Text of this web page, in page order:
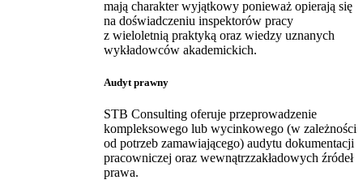
mają charakter wyjątkowy ponieważ opierają się
na doświadczeniu inspektorów pracy
z wieloletnią praktyką oraz wiedzy uznanych
wykładowców akademickich.
Audyt prawny
STB Consulting oferuje przeprowadzenie
kompleksowego lub wycinkowego (w zależności
od potrzeb zamawiającego) audytu dokumentacji
pracowniczej oraz wewnątrzzakładowych źródeł
prawa.